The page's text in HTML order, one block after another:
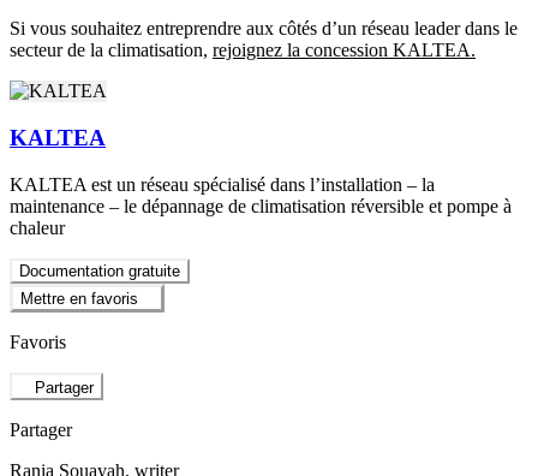
Si vous souhaitez entreprendre aux côtés d’un réseau leader dans le
secteur de la climatisation, rejoignez la concession KALTEA.
KALTEA
KALTEA est un réseau spécialisé dans l’installation – la
maintenance – le dépannage de climatisation réversible et pompe à
chaleur
Documentation gratuite
Mettre en favoris
Favoris
Partager
Partager
Rania Souayah, writer